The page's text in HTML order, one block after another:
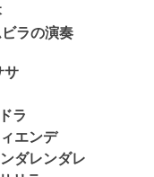
ラの演奏
サ
ラ
エンデ
レンダレ